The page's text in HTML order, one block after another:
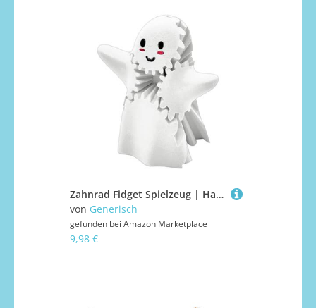
Zahnrad Fidget Spielzeug | Handkreisel Zahnrad Geist | Stressabbau Halloween Figur Für Jugendliche Schüler Kinder Erwachsene Reisen Büro Nachttisch
von Generisch
gefunden bei Amazon Marketplace
9,98 €